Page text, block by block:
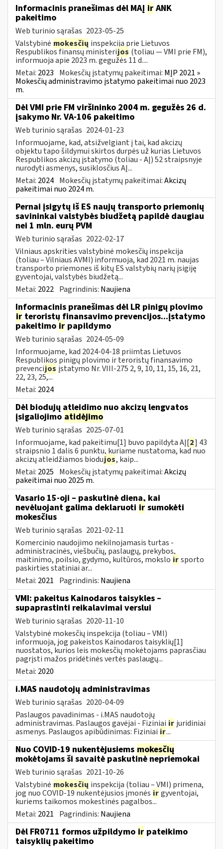
Informacinis pranešimas dėl MAĮ ir ANK
pakeitimo
Web turinio sąrašas 2023-05-25
Valstybinė mokesčių inspekcija prie Lietuvos
Respublikos finansų ministerijos (toliau — VMI prie FM),
informuoja apie 2023 m. gegužės 11 d....
Metai: 2023 Mokesčių įstatymų pakeitimai: MĮP 2021 »
Mokesčių administravimo įstatymo pakeitimai nuo 2023
m.
Dėl VMI prie FM viršininko 2004 m. gegužės 26 d.
įsakymo Nr. VA-106 pakeitimo
Web turinio sąrašas 2024-01-23
Informuojame, kad, atsižvelgiant į tai, kad akcizų
objektu tapo šildymui skirtos durpės už kurias Lietuvos
Respublikos akcizų įstatymo (toliau - AĮ) 52 straipsnyje
nurodyti asmenys, susiklosčius AĮ...
Metai: 2024 Mokesčių įstatymų pakeitimai:Akcizų
pakeitimai nuo 2024 m.
Pernai įsigytų iš ES naujų transporto priemonių
savininkai valstybės biudžetą papildė daugiau
nei 1 mln. eurų PVM
Web turinio sąrašas 2022-02-17
Vilniaus apskrities valstybinė mokesčių inspekcija
(toliau – Vilniaus AVMI) informuoja, kad 2021 m. naujas
transporto priemones iš kitų ES valstybių narių įsigiję
gyventojai, valstybės biudžetą...
Metai: 2022 Pagrindinis: Naujiena
Informacinis pranešimas dėl LR pinigų plovimo
ir teroristų finansavimo prevencijos...įstatymo
pakeitimo ir papildymo
Web turinio sąrašas 2024-05-09
Informuojame, kad 2024-04-18 priimtas Lietuvos
Respublikos pinigų plovimo ir teroristų finansavimo
prevencijos įstatymo Nr. VIII-275 2, 9, 10, 11, 15, 16, 21,
22, 23, 25,...
Metai: 2024
Dėl biodujų atleidimo nuo akcizų lengvatos
įsigaliojimo atidėjimo
Web turinio sąrašas 2025-07-01
Informuojame, kad pakeitimu[1] buvo papildyta AĮ[2] 43
straipsnio 1 dalis 6 punktu, kuriame nustatoma, kad nuo
akcizų atleidžiamos biodujos, kaip...
Metai: 2025 Mokesčių įstatymų pakeitimai:Akcizų
pakeitimai nuo 2025 m.
Vasario 15-oji – paskutinė diena, kai
nevėluojant galima deklaruoti ir sumokėti
mokesčius
Web turinio sąrašas 2021-02-11
Komercinio naudojimo nekilnojamasis turtas -
administracinės, viešbučių, paslaugų, prekybos,
maitinimo, poilsio, gydymo, kultūros, mokslo irsporto
paskirties statiniai ar...
Metai: 2021 Pagrindinis: Naujiena
VMI: pakeitus Kainodaros taisykles –
supaprastinti reikalavimai verslui
Web turinio sąrašas 2020-11-10
Valstybinė mokesčių inspekcija (toliau – VMI)
informuoja, jog pakeistos Kainodaros taisyklių[1]
nuostatos, kurios leis mokesčių mokėtojams paprasčiau
pagrįsti mažos pridėtinės vertės paslaugų...
Metai: 2020
i.MAS naudotojų administravimas
Web turinio sąrašas 2020-04-09
Paslaugos pavadinimas - i.MAS naudotojų
administravimas. Paslaugos gavėjai - Fiziniai ir juridiniai
asmenys. Paslaugos apibūdinimas: Fiziniai ir...
Nuo COVID-19 nukentėjusiems mokesčių
mokėtojams ši savaitė paskutinė nepriemokai
Web turinio sąrašas 2021-10-26
Valstybinė mokesčių inspekcija (toliau – VMI) primena,
jog nuo COVID-19 nukentėjusios įmonės irgyventojai,
kuriems taikomos mokestinės pagalbos...
Metai: 2021 Pagrindinis: Naujiena
Dėl FR0711 formos užpildymo ir pateikimo
taisyklių pakeitimo